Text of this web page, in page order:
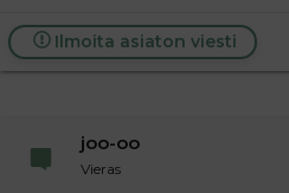
Ilmoita asiaton viesti
joo-oo
Vieras